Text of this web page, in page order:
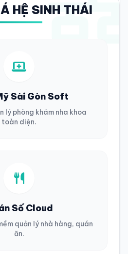
HỆ SINH THÁI
Sài Gòn Soft
lý phòng khám nha khoa
toàn diện.
Số Cloud
quản lý nhà hàng, quán
ăn.